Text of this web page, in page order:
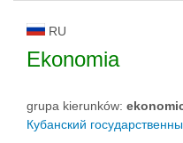
RU
Ekonomia
grupa kierunków:
Кубанский